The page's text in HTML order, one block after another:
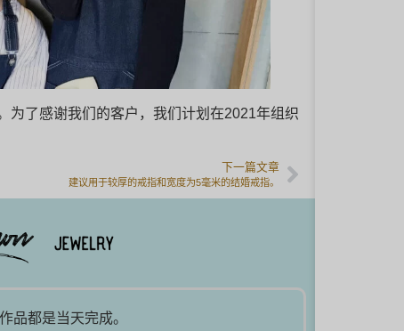
为了感谢我们的客户，我们计划在2021年组织
下一篇文章
建议用于较厚的戒指和宽度为5毫米的结婚戒指。
品都是当天完成。